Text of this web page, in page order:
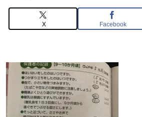
X Facebook